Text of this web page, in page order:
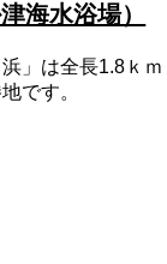
海水浴場）
」は全長1.8ｋｍ
です。